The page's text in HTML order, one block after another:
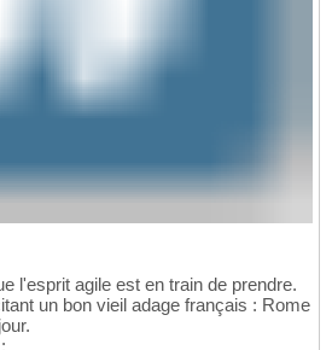
l'esprit agile est en train de prendre.
un bon vieil adage français : Rome